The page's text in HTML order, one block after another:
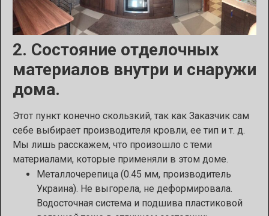
2. Состояние отделочных
материалов внутри и снаружи
дома.
Этот пункт конечно скользкий, так как Заказчик сам
себе выбирает производителя кровли, ее тип и т. д.
Мы лишь расскажем, что произошло с теми
материалами, которые применяли в этом доме.
Металлочерепица (0.45 мм, производитель
Украина). Не выгорела, не деформировала.
Водосточная система и подшива пластиковой